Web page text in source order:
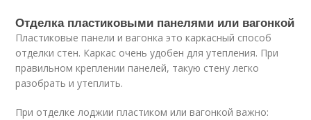
Отделка пластиковыми панелями или вагонкой
Пластиковые панели и вагонка это каркасный способ
отделки стен. Каркас очень удобен для утепления. При
правильном креплении панелей, такую стену легко
разобрать и утеплить.
При отделке лоджии пластиком или вагонкой важно: